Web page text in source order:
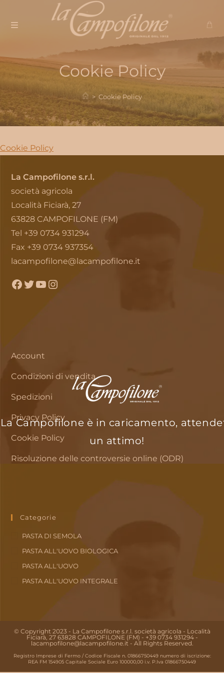
La Campofilone è in caricamento,
un attimo!
contenuto
Cookie Policy
> Cookie Policy
Cookie Policy
La Campofilone s.r.l.
società agricola
Località Ficiarà, 27
63828 CAMPOFILONE (FM)
Tel +39 0734 931294
Fax +39 0734 937354
lacampofilone@lacampofilone.it
Facebook
TwitterYouTubeInstagram
Account
Condizioni di vendita
Spedizioni
Privacy Policy
Cookie Policy
Risoluzione delle controversie online (ODR)
Categorie
PASTA DI SEMOLA
PASTA ALL'UOVO BIOLOGICA
PASTA ALL'UOVO
PASTA ALL'UOVO INTEGRALE
© Copyright 2023 - La Campofilone s.r.l. società agricola - Località
Ficiarà, 27 63828 CAMPOFILONE (FM) - +39 0734 931294 -
lacampofilone@lacampofilone.it - All Rights Reserved.
Registro Imprese di Fermo / Codice Fiscale n. 01866750449 numero di iscrizione:
REA FM 154905 Capitale Sociale Euro 100000,00 i.v. P.Iva 01866750449